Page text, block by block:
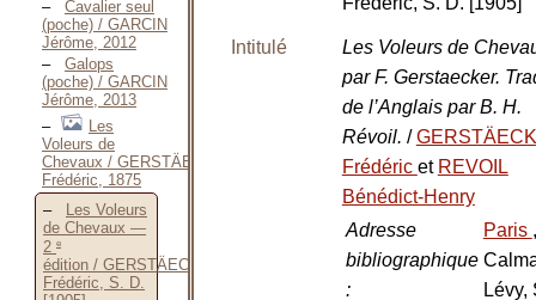
Cavalier seul
(poche) / GARCIN
Jérôme, 2012
Galops
(poche) / GARCIN
Jérôme, 2013
Les
Voleurs de
Chevaux / GERSTÄECKER
Frédéric, 1875
Les Voleurs
de Chevaux —
2 e
édition / GERSTÄECKER
Frédéric, S. D.
Intitulé
Les Voleurs de
par F. Gerstaecker.
de l’Anglais par B. H.
Révoil. /
Frédéric et REVOIL
Bénédict-Henry
Adresse
bibliographique
:
Paris ,
Lévy,